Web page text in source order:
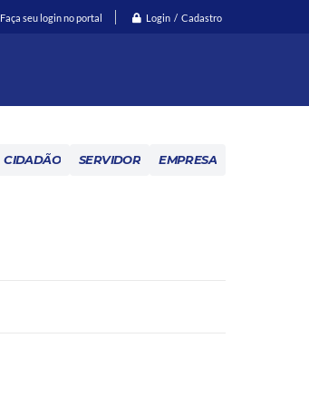
Faça seu login no portal Login / Cadastro
CIDADÃO SERVIDOR EMPRESA